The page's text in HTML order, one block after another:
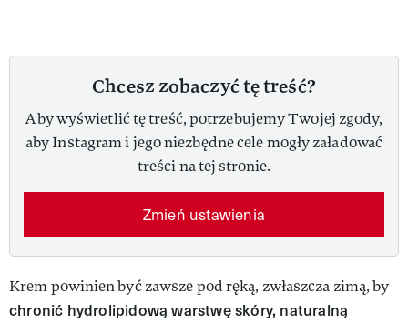
Chcesz zobaczyć tę treść?
Aby wyświetlić tę treść, potrzebujemy Twojej zgody,
aby Instagram i jego niezbędne cele mogły załadować
treści na tej stronie.
Zmień ustawienia
Krem powinien być zawsze pod ręką, zwłaszcza zimą, by
chronić hydrolipidową warstwę skóry, naturalną